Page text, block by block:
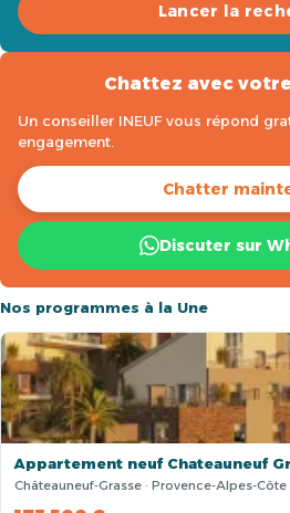
Lancer la
Chattez avec
Un conseiller INEUF vous répond
engagement.
Chatter
Discuter sur
Nos programmes à la Une
Appartement neuf Chateauneuf
Châteauneuf-Grasse · Provence-Alpes-